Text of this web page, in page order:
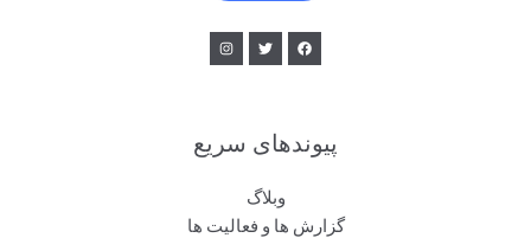
پیوندهای سریع
وبلاگ
گزارش ها و فعالیت ها